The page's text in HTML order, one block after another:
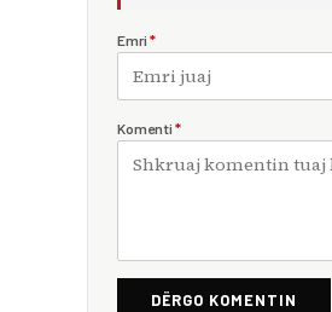
Emri *
Komenti *
DËRGO KOMENTIN